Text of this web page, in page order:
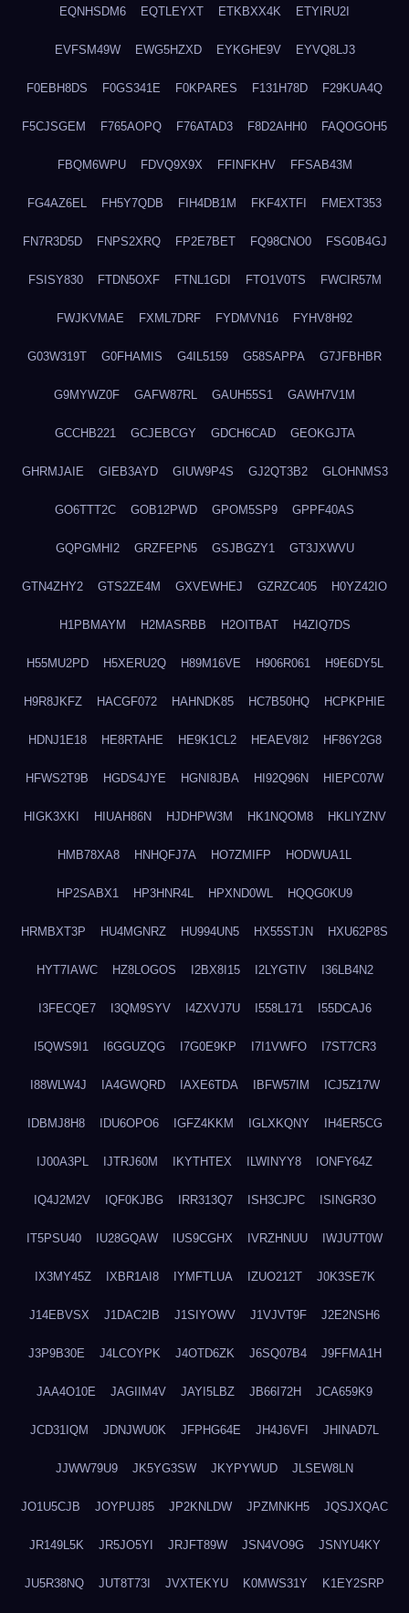
EQNHSDM6 EQTLEYXT ETKBXX4K ETYIRU2I
EVFSM49W EWG5HZXD EYKGHE9V EYVQ8LJ3
F0EBH8DS F0GS341E F0KPARES F131H78D F29KUA4Q
F5CJSGEM F765AOPQ F76ATAD3 F8D2AHH0 FAQOGOH5
FBQM6WPU FDVQ9X9X FFINFKHV FFSAB43M
FG4AZ6EL FH5Y7QDB FIH4DB1M FKF4XTFI FMEXT353
FN7R3D5D FNPS2XRQ FP2E7BET FQ98CNO0 FSG0B4GJ
FSISY830 FTDN5OXF FTNL1GDI FTO1V0TS FWCIR57M
FWJKVMAE FXML7DRF FYDMVN16 FYHV8H92
G03W319T G0FHAMIS G4IL5159 G58SAPPA G7JFBHBR
G9MYWZ0F GAFW87RL GAUH55S1 GAWH7V1M
GCCHB221 GCJEBCGY GDCH6CAD GEOKGJTA
GHRMJAIE GIEB3AYD GIUW9P4S GJ2QT3B2 GLOHNMS3
GO6TTT2C GOB12PWD GPOM5SP9 GPPF40AS
GQPGMHI2 GRZFEPN5 GSJBGZY1 GT3JXWVU
GTN4ZHY2 GTS2ZE4M GXVEWHEJ GZRZC405 H0YZ42IO
H1PBMAYM H2MASRBB H2OITBAT H4ZIQ7DS
H55MU2PD H5XERU2Q H89M16VE H906R061 H9E6DY5L
H9R8JKFZ HACGF072 HAHNDK85 HC7B50HQ HCPKPHIE
HDNJ1E18 HE8RTAHE HE9K1CL2 HEAEV8I2 HF86Y2G8
HFWS2T9B HGDS4JYE HGNI8JBA HI92Q96N HIEPC07W
HIGK3XKI HIUAH86N HJDHPW3M HK1NQOM8 HKLIYZNV
HMB78XA8 HNHQFJ7A HO7ZMIFP HODWUA1L
HP2SABX1 HP3HNR4L HPXND0WL HQQG0KU9
HRMBXT3P HU4MGNRZ HU994UN5 HX55STJN HXU62P8S
HYT7IAWC HZ8LOGOS I2BX8I15 I2LYGTIV I36LB4N2
I3FECQE7 I3QM9SYV I4ZXVJ7U I558L171 I55DCAJ6
I5QWS9I1 I6GGUZQG I7G0E9KP I7I1VWFO I7ST7CR3
I88WLW4J IA4GWQRD IAXE6TDA IBFW57IM ICJ5Z17W
IDBMJ8H8 IDU6OPO6 IGFZ4KKM IGLXKQNY IH4ER5CG
IJ00A3PL IJTRJ60M IKYTHTEX ILWINYY8 IONFY64Z
IQ4J2M2V IQF0KJBG IRR313Q7 ISH3CJPC ISINGR3O
IT5PSU40 IU28GQAW IUS9CGHX IVRZHNUU IWJU7T0W
IX3MY45Z IXBR1AI8 IYMFTLUA IZUO212T J0K3SE7K
J14EBVSX J1DAC2IB J1SIYOWV J1VJVT9F J2E2NSH6
J3P9B30E J4LCOYPK J4OTD6ZK J6SQ07B4 J9FFMA1H
JAA4O10E JAGIIM4V JAYI5LBZ JB66I72H JCA659K9
JCD31IQM JDNJWU0K JFPHG64E JH4J6VFI JHINAD7L
JJWW79U9 JK5YG3SW JKYPYWUD JLSEW8LN
JO1U5CJB JOYPUJ85 JP2KNLDW JPZMNKH5 JQSJXQAC
JR149L5K JR5JO5YI JRJFT89W JSN4VO9G JSNYU4KY
JU5R38NQ JUT8T73I JVXTEKYU K0MWS31Y K1EY2SRP